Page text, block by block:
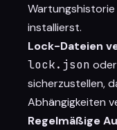
Wartungshistorie
installierst.
Lock-Dateien
lock.json oder
sicherzustellen,
Abhängigkeiten
Regelmäßige